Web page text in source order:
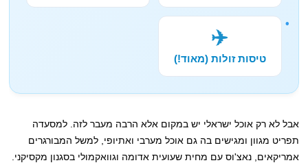
✈️
טיסות זולות (מאוד!)
אבל לא רק אוכל ישראלי יש במקום אלא הרבה מעבר לזה. למסעדה
תפריט מגוון ומגישים בה גם אוכל מערבי ואתיופי, למשל המבורגרים
אמריקאים, נאצ'וס עם מחית שעועית אדומה וגוואקמולי בסגנון מקסיקני.